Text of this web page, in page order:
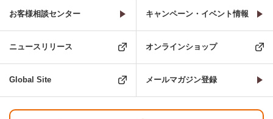
お客様相談センター キャンペーン・イベント情報
ニュースリリース オンラインショップ
Global Site メールマガジン登録